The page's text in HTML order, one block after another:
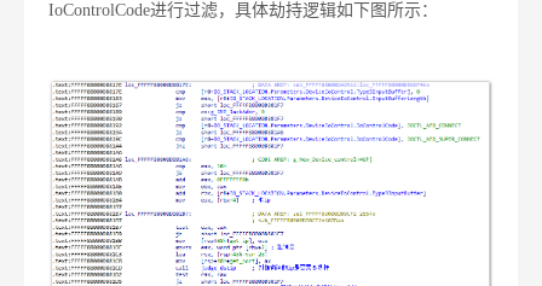
IoControlCode进行过滤，具体劫持逻辑如下图所示：